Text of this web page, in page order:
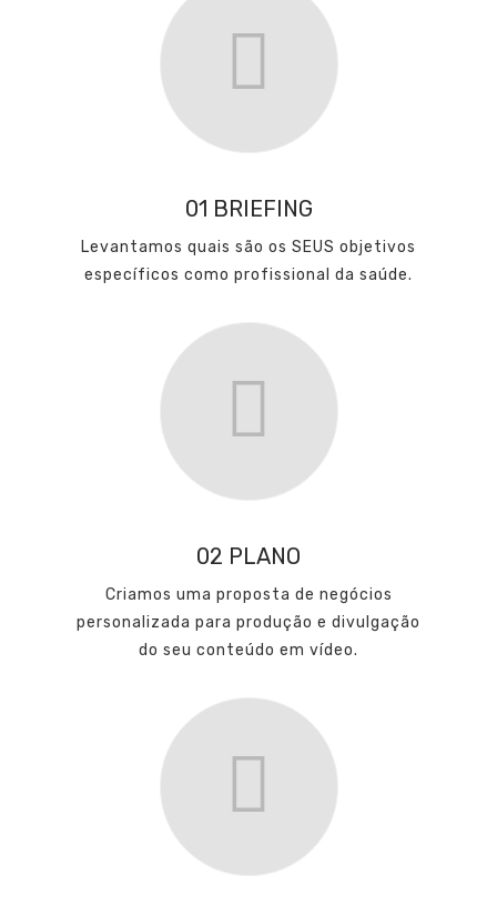
01 BRIEFING
Levantamos quais são os SEUS objetivos
específicos como profissional da saúde.
02 PLANO
Criamos uma proposta de negócios
personalizada para produção e divulgação
do seu conteúdo em vídeo.